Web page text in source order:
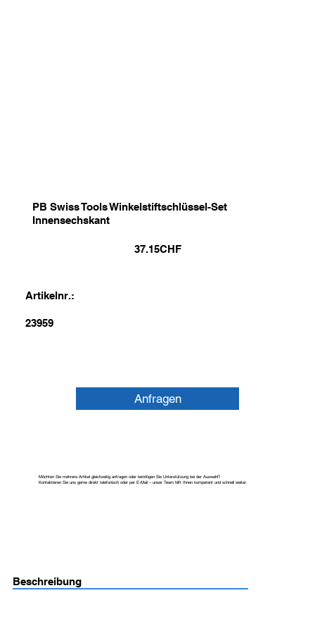
PB Swiss Tools Winkelstiftschlüssel-Set
Innensechskant
37.15CHF
Artikelnr.:
23959
Anfragen
Möchten Sie mehrere Artikel gleichzeitig anfragen oder benötigen Sie Unterstützung bei der Auswahl?
Kontaktieren Sie uns gerne direkt telefonisch oder per E-Mail – unser Team hilft Ihnen kompetent und schnell weiter.
Beschreibung